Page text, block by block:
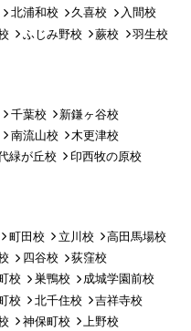
北浦和校 久喜校
入間校
ふじみ野校 蕨校
羽生校
千葉校
新鎌ヶ谷校
南流山校
木更津校
緑が丘校
印西牧の原校
町田校 立川校
高田馬場校
四谷校
荻窪校
校 巣鴨校
成城学園前校
校 北千住校
吉祥寺校
神保町校
上野校